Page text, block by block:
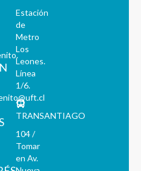
Estación
de
Metro
Los
Leones.
Línea
1/6.
TRANSANTIAGO
104 /
Tomar
en Av.